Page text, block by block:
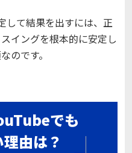
して結果を出すには、正
イングを根本的に安定し
のです。
でも
由は？